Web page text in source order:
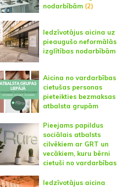
nodarbībām (2)
Iedzīvotājus aicina uz
pieaugušo neformālās
izglītības nodarbībām
Aicina no vardarbības
cietušas personas
pieteikties bezmaksas
atbalsta grupām
Pieejams papildus
sociālais atbalsts
cilvēkiem ar GRT un
vecākiem, kuru bērni
cietuši no vardarbības
Iedzīvotājus aicina